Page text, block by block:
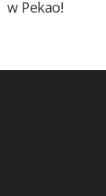
w Pekao!